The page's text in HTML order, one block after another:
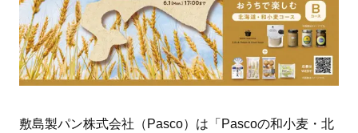
敷島製パン株式会社（Pasco）は「Pascoの和小麦・北